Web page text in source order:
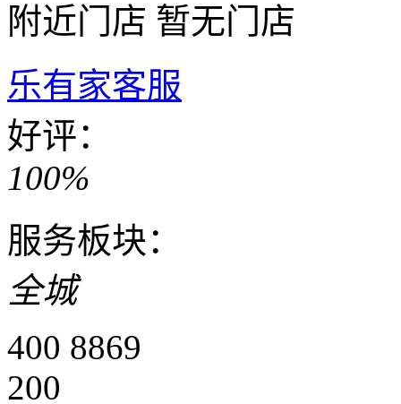
附近门店 暂无门店
乐有家客服
好评：
100%
服务板块：
全城
400 8869
200